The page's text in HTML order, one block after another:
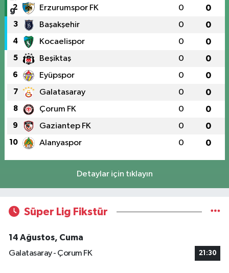
2 Erzurumspor FK 0 0
3 Başakşehir 0 0
4 Kocaelispor 0 0
5 Beşiktaş 0 0
6 Eyüpspor 0 0
7 Galatasaray 0 0
8 Çorum FK 0 0
9 Gaziantep FK 0 0
10 Alanyaspor 0 0
Detaylar için tıklayın
Süper Lig Fikstür
14 Ağustos, Cuma
Galatasaray - Çorum FK
21:30